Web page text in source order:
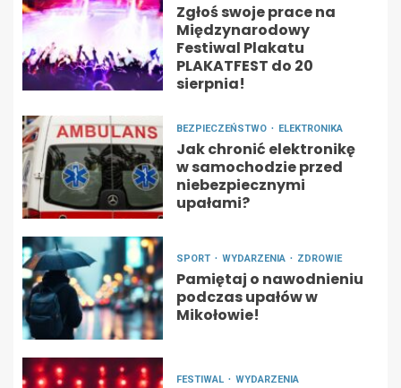
Zgłoś swoje prace na
Międzynarodowy
Festiwal Plakatu
PLAKATFEST do 20
sierpnia!
BEZPIECZEŃSTWO ELEKTRONIKA
Jak chronić elektronikę
w samochodzie przed
niebezpiecznymi
upałami?
SPORT WYDARZENIA ZDROWIE
Pamiętaj o nawodnieniu
podczas upałów w
Mikołowie!
FESTIWAL WYDARZENIA